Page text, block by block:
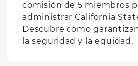
comisión de 5 miembros
administrar California
Descubre cómo
la seguridad y la equidad.